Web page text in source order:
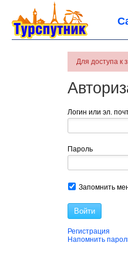
Для доступа к
Логин или эл.
Пароль
Запомнить
Войти
Регистрация
Напомнить